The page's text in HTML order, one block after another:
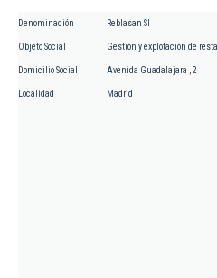
Denominación Reblasan Sl
Objeto Social Gestión y explotación de
Domicilio Social Avenida Guadalajara , 2
Localidad Madrid